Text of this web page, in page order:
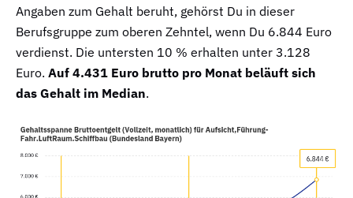
Angaben zum Gehalt beruht, gehörst Du in dieser
Berufsgruppe zum oberen Zehntel, wenn Du 6.844 Euro
verdienst. Die untersten 10 % erhalten unter 3.128
Euro. Auf 4.431 Euro brutto pro Monat beläuft sich
das Gehalt im Median.